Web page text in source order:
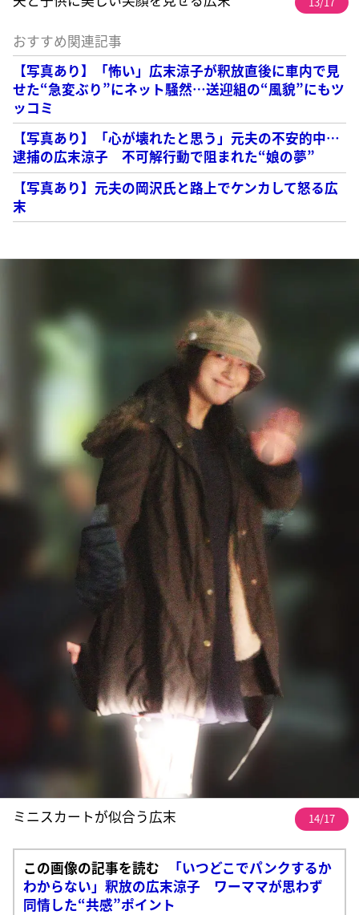
おすすめ関連記事
【写真あり】「怖い」広末涼子が釈放直後に車内で見
せた“急変ぶり”にネット騒然…送迎組の“風貌”にもツ
ッコミ
【写真あり】「心が壊れたと思う」元夫の不安的中…
逮捕の広末涼子 不可解行動で阻まれた“娘の夢”
【写真あり】元夫の岡沢氏と路上でケンカして怒る広
末
ミニスカートが似合う広末 14/17
この画像の記事を読む
「いつどこでパンクするか
わからない」釈放の広末涼子 ワーママが思わず
同情した“共感”ポイント